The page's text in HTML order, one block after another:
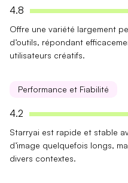
4.8
Offre unevariété largement
d’outils, répondant
utilisateurs créatifs.
Performance et Fiabilité
4.2
Starryai est rapide et stable
d’image quelquefois longs,
divers contextes.